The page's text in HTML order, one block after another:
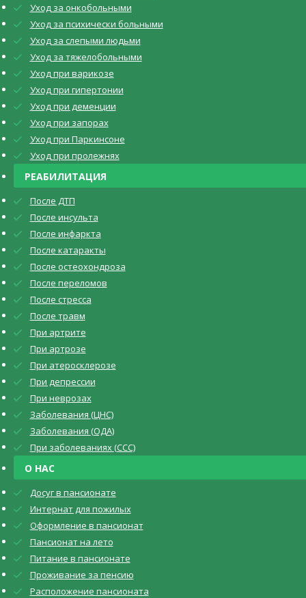
Уход за онкобольными
Уход за психически больными
Уход за слепыми людьми
Уход за тяжелобольными
Уход при варикозе
Уход при гипертонии
Уход при деменции
Уход при запорах
Уход при Паркинсоне
Уход при пролежнях
РЕАБИЛИТАЦИЯ
После ДТП
После инсульта
После инфаркта
После катаракты
После остеохондроза
После переломов
После стресса
После травм
При артрите
При артрозе
При атеросклерозе
При депрессии
При неврозах
Заболевания (ЦНС)
Заболевания (ОДА)
При заболеваниях (CCC)
О НАС
Досуг в пансионате
Интернат для пожилых
Оформление в пансионат
Пансионат на лето
Питание в пансионате
Проживание за пенсию
Расположение пансионата